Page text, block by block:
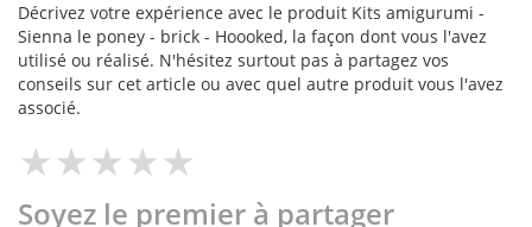
Décrivez votre expérience avec le produit Kits amigurumi -
Sienna le poney - brick - Hoooked, la façon dont vous l'avez
utilisé ou réalisé. N'hésitez surtout pas à partagez vos
conseils sur cet article ou avec quel autre produit vous l'avez
associé.
Soyez le premier à partager